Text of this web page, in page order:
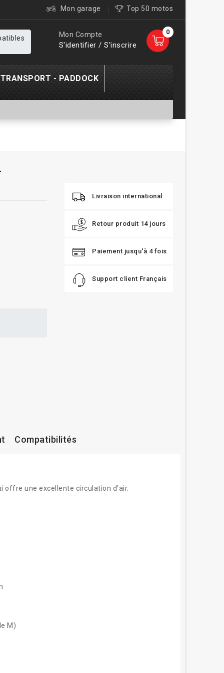
Mon garage Top 50 motos
0
Mon Compte
S'identifier / S'inscrire
TRANSPORT - PADDOCK
Livraison international
Retour produit 14 jours
Paiement jusqu'à 4 fois
Support client Français
Compatibilités
offre une excellente circulation d'air.
M)